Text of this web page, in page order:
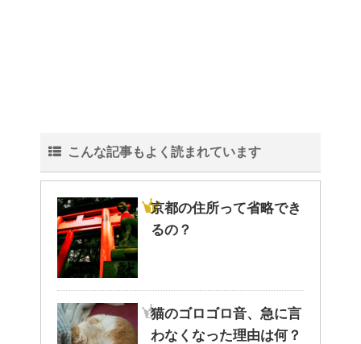
こんな記事もよく読まれています
京都の住所って省略でき
るの？
猫のゴロゴロ音、急に言
わなくなった理由は何？